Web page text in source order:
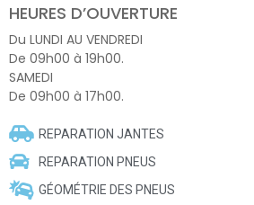
HEURES D’OUVERTURE
Du LUNDI AU VENDREDI
De 09h00 à 19h00.
SAMEDI
De 09h00 à 17h00.
REPARATION JANTES
REPARATION PNEUS
GÉOMÉTRIE DES PNEUS